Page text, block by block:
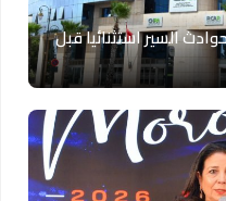
السير استثنائيا قبل